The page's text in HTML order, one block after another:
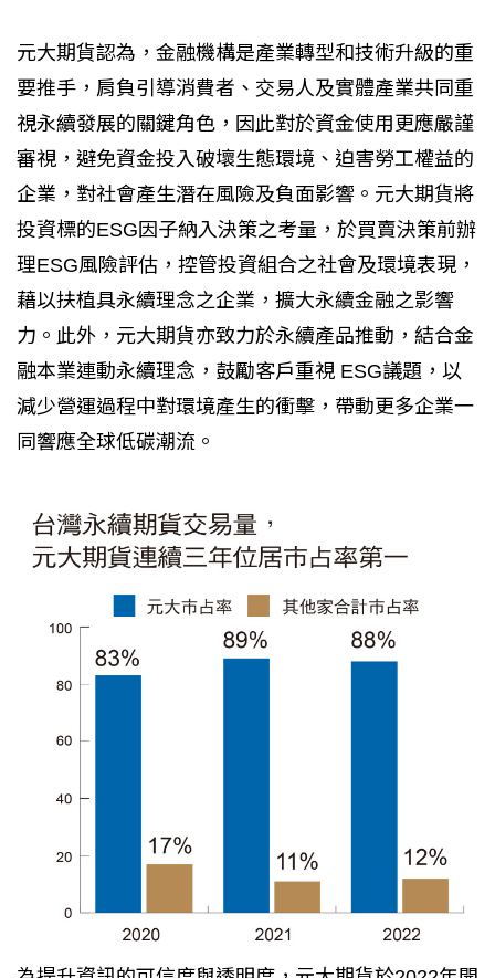
元大期貨認為，金融機構是產業轉型和技術升級的重
要推手，肩負引導消費者、交易人及實體產業共同重
視永續發展的關鍵角色，因此對於資金使用更應嚴謹
審視，避免資金投入破壞生態環境、迫害勞工權益的
企業，對社會產生潛在風險及負面影響。元大期貨將
投資標的ESG因子納入決策之考量，於買賣決策前辦
理ESG風險評估，控管投資組合之社會及環境表現，
藉以扶植具永續理念之企業，擴大永續金融之影響
力。此外，元大期貨亦致力於永續產品推動，結合金
融本業連動永續理念，鼓勵客戶重視 ESG議題，以
減少營運過程中對環境產生的衝擊，帶動更多企業一
同響應全球低碳潮流。